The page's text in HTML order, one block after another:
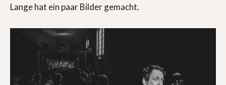
Lange hat ein paar Bilder gemacht.